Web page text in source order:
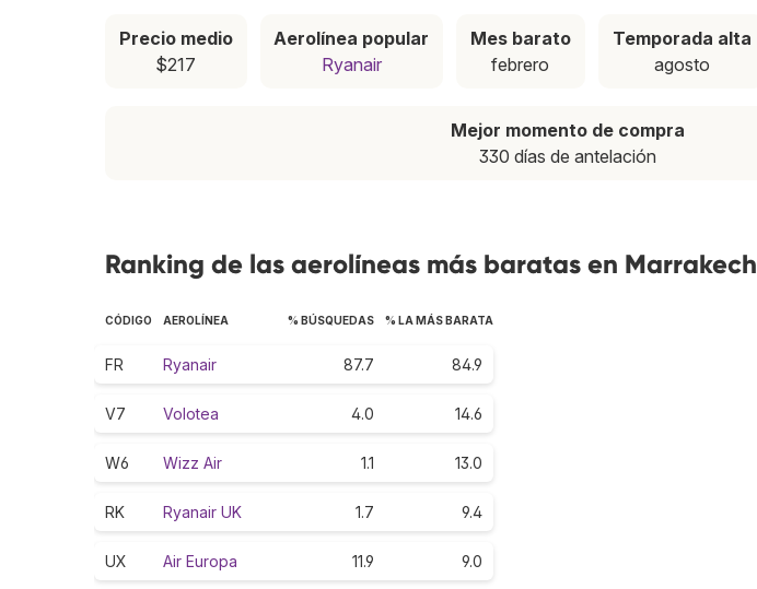
Precio medio
$217
Aerolínea popular
Ryanair
Mes barato
febrero
Temporada alta
agosto
Mejor momento de compra
330 días de antelación
Ranking de las aerolíneas más baratas en Marrakech
CÓDIGO AEROLÍNEA % BÚSQUEDAS % LA MÁS BARATA
FR Ryanair 87.7 84.9
V7 Volotea 4.0 14.6
W6 Wizz Air 1.1 13.0
RK Ryanair UK 1.7 9.4
UX Air Europa 11.9 9.0